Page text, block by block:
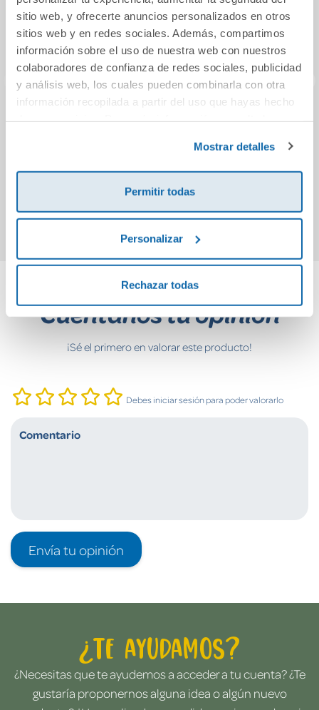
sitio web, y ofrecerte anuncios personalizados en otros
sitios web y en redes sociales. Además, compartimos
información sobre el uso de nuestra web con nuestros
colaboradores de confianza de redes sociales, publicidad
y análisis web, los cuales pueden combinarla con otra
información recopilada a partir del uso que hayas hecho
Mostrar detalles
Permitir todas
Personalizar
Rechazar todas
El joyero de la reina
13,95€
La psicología del
piensan los ricos
10,95€
Cuéntanos tu opinión
¡Sé el primero en valorar este producto!
Debes iniciar sesión para poder valorarlo
Envía tu opinión
¿Te ayudamos?
¿Necesitas que te ayudemos a acceder a tu cuenta? ¿Te
gustaría proponernos alguna idea o algún nuevo